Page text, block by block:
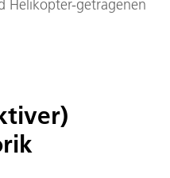
Helikopter-getragenen